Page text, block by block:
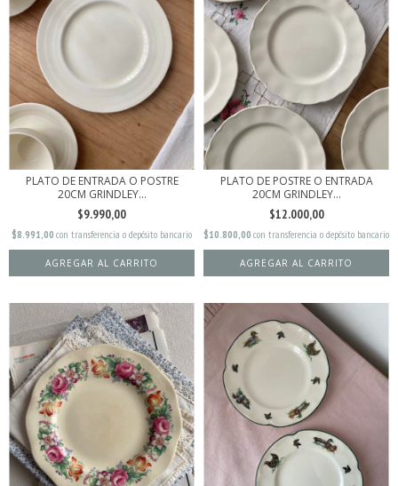
PLATO DE ENTRADA O POSTRE
20CM GRINDLEY...
$9.990,00
$8.991,00 con transferencia o depósito bancario
PLATO DE POSTRE O ENTRADA
20CM GRINDLEY...
$12.000,00
$10.800,00 con transferencia o depósito bancario